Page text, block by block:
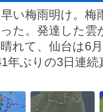
い梅雨明け。梅
た。発達した
れて、仙台は6
年ぶりの3日連